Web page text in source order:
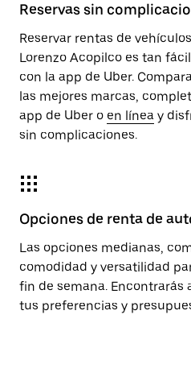
Reservas sin
Reservar rentas de
Lorenzo Acopilco es tan
con la app de Uber.
las mejores marcas,
app de Uber o en línea y
sin complicaciones.
Opciones de renta de
Las opciones medianas,
comodidad y versatilidad
fin de semana. Encontrarás
tus preferencias y